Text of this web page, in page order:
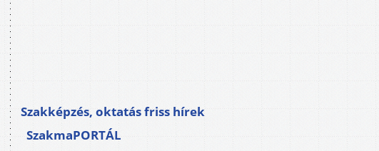
Szakképzés, oktatás friss hírek
SzakmaPORTÁL